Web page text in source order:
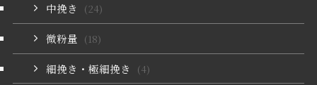
中挽き (24)
微粉量 (18)
細挽き・極細挽き (4)